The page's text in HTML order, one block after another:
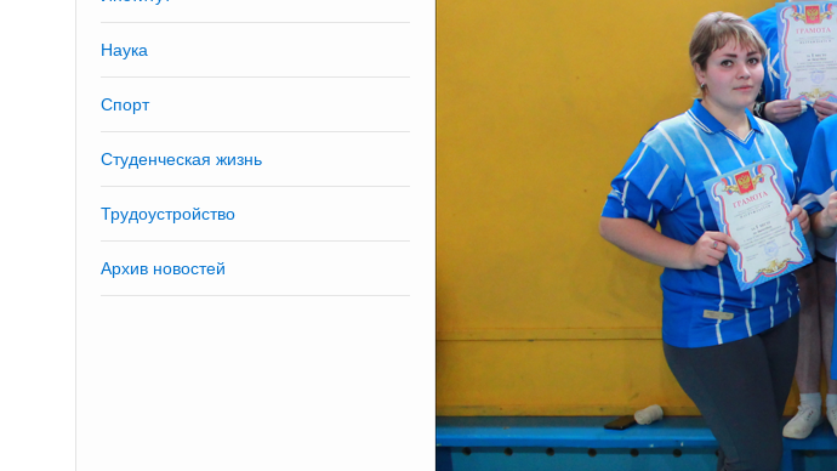
Наука
Спорт
Студенческая жизнь
Трудоустройство
Архив новостей